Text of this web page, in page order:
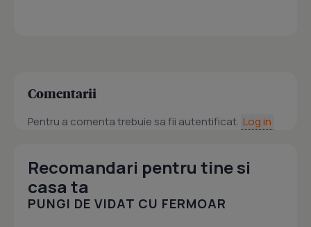
Comentarii
Pentru a comenta trebuie sa fii autentificat. Log in
Recomandari pentru tine si
casa ta
PUNGI DE VIDAT CU FERMOAR